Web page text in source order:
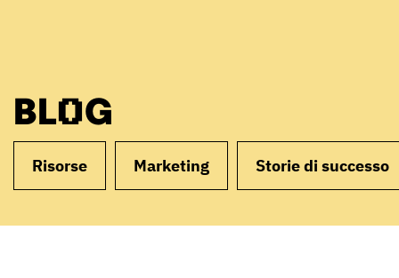
BLOG
Risorse Marketing Storie di successo